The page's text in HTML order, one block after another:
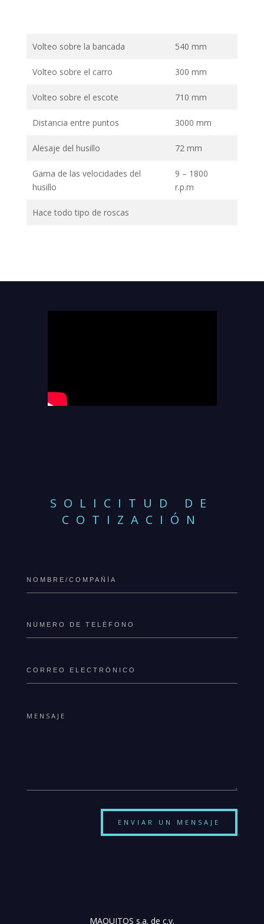
Volteo sobre la bancada 540 mm
Volteo sobre el carro 300 mm
Volteo sobre el escote 710 mm
Distancia entre puntos 3000 mm
Alesaje del husillo 72 mm
Gama de las velocidades del
husillo
9 – 1800
r.p.m
Hace todo tipo de roscas
SOLICITUD DE
COTIZACIÓN
ENVIAR UN MENSAJE
MAQUITOS s.a. de c.v.